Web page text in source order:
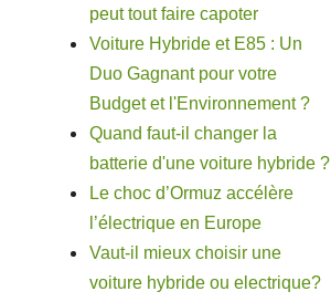
peut tout faire capoter
Voiture Hybride et E85 : Un
Duo Gagnant pour votre
Budget et l'Environnement ?
Quand faut-il changer la
batterie d'une voiture hybride ?
Le choc d’Ormuz accélère
l’électrique en Europe
Vaut-il mieux choisir une
voiture hybride ou electrique?